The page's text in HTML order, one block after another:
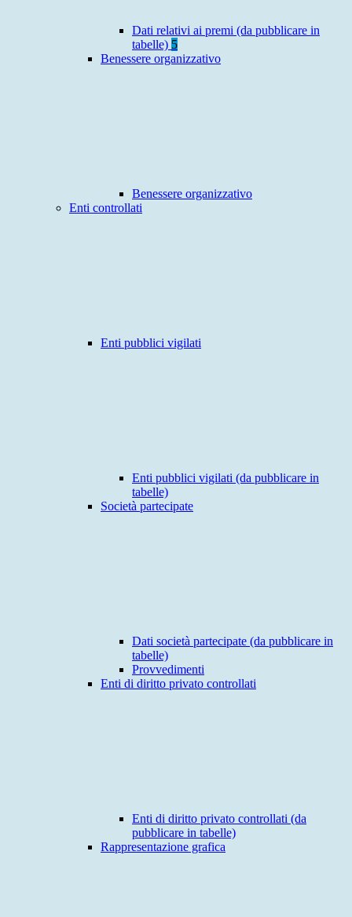
Dati relativi ai premi (da pubblicare in
tabelle) 5
Benessere organizzativo
Benessere organizzativo
Enti controllati
Enti pubblici vigilati
Enti pubblici vigilati (da pubblicare in
tabelle)
Società partecipate
Dati società partecipate (da pubblicare in
tabelle)
Provvedimenti
Enti di diritto privato controllati
Enti di diritto privato controllati (da
pubblicare in tabelle)
Rappresentazione grafica